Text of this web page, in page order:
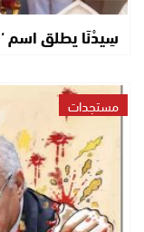
سِيدْنَا يطلق اسم
مستجدات